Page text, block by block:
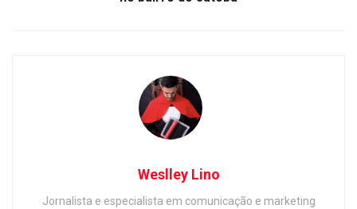
Weslley Lino
Jornalista e especialista em comunicação e marketing